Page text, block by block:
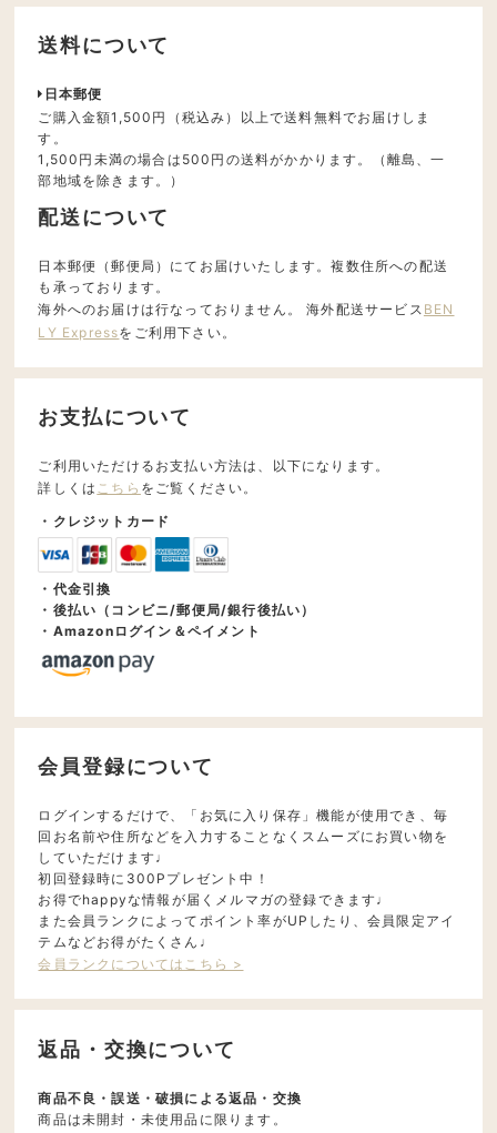
送料について
日本郵便
ご購入金額1,500円（税込み）以上で送料無料でお届けしま
す。
1,500円未満の場合は500円の送料がかかります。（離島、一
部地域を除きます。）
配送について
日本郵便（郵便局）にてお届けいたします。複数住所への配送
も承っております。
海外へのお届けは行なっておりません。 海外配送サービス BEN
LY Expressをご利用下さい。
お支払について
ご利用いただけるお支払い方法は、以下になります。
詳しくは こちら をご覧ください。
・クレジットカード
・代金引換
・後払い（コンビニ/郵便局/銀行後払い）
・Amazonログイン＆ペイメント
会員登録について
ログインするだけで、「お気に入り保存」機能が使用でき、毎
回お名前や住所などを入力することなくスムーズにお買い物を
していただけます♩
初回登録時に300Pプレゼント中！
お得でhappyな情報が届くメルマガの登録できます♩
また会員ランクによってポイント率がUPしたり、会員限定アイ
テムなどお得がたくさん♩
会員ランクについてはこちら >
返品・交換について
商品不良・誤送・破損による返品・交換
商品は未開封・未使用品に限ります。